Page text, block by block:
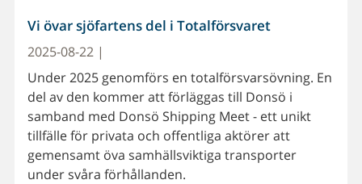
Vi övar sjöfartens del i Totalförsvaret
2025-08-22 |
Under 2025 genomförs en totalförsvarsövning. En
del av den kommer att förläggas till Donsö i
samband med Donsö Shipping Meet - ett unikt
tillfälle för privata och offentliga aktörer att
gemensamt öva samhällsviktiga transporter
under svåra förhållanden.